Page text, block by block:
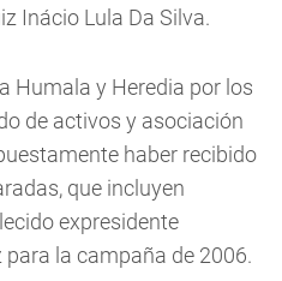
Inácio Lula Da Silva.
Humala y Heredia por los
de activos y asociación
haber recibido
que incluyen
expresidente
la campaña de 2006.